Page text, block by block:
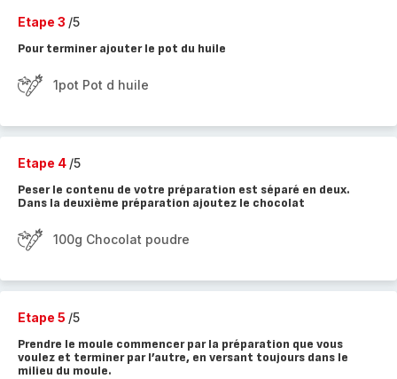
Etape 3 /5
Pour terminer ajouter le pot du huile
1pot Pot d huile
Etape 4 /5
Peser le contenu de votre préparation est séparé en deux.
Dans la deuxième préparation ajoutez le chocolat
100g Chocolat poudre
Etape 5 /5
Prendre le moule commencer par la préparation que vous
voulez et terminer par l’autre, en versant toujours dans le
milieu du moule.